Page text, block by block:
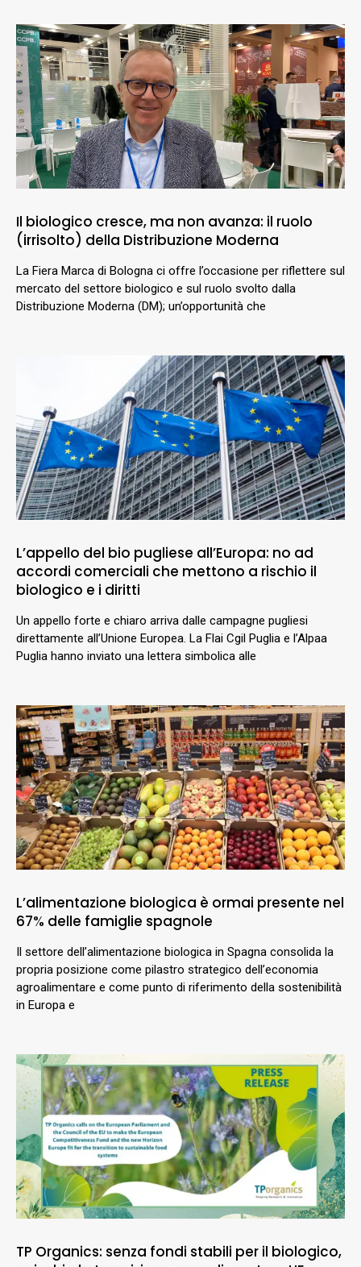
Il biologico cresce, ma non avanza: il ruolo
(irrisolto) della Distribuzione Moderna
La Fiera Marca di Bologna ci offre l’occasione per riflettere sul
mercato del settore biologico e sul ruolo svolto dalla
Distribuzione Moderna (DM); un’opportunità che
L’appello del bio pugliese all’Europa: no ad
accordi comerciali che mettono a rischio il
biologico e i diritti
Un appello forte e chiaro arriva dalle campagne pugliesi
direttamente all’Unione Europea. La Flai Cgil Puglia e l’Alpaa
Puglia hanno inviato una lettera simbolica alle
L’alimentazione biologica è ormai presente nel
67% delle famiglie spagnole
Il settore dell’alimentazione biologica in Spagna consolida la
propria posizione come pilastro strategico dell’economia
agroalimentare e come punto di riferimento della sostenibilità
in Europa e
TP Organics: senza fondi stabili per il biologico,